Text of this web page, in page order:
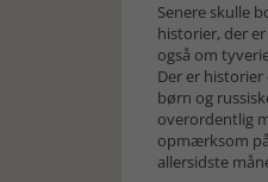
Senere skulle
historier, der
også om
Der er
børn og
overordentlig
opmærksom
allersidste